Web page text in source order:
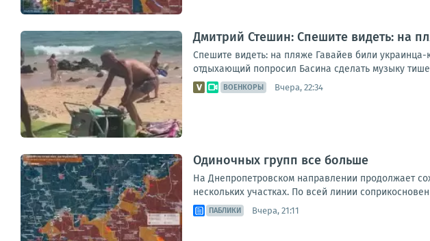
Дмитрий Стешин: Спешите видеть: на
Спешите видеть: на пляже Гавайев били украинца-
отдыхающий попросил Басина сделать музыку
ВОЕНКОРЫ Вчера, 22:34
Одиночных групп все больше
На Днепропетровском направлении продолжает
нескольких участках. По всей линии
ПАБЛИКИ Вчера, 21:11